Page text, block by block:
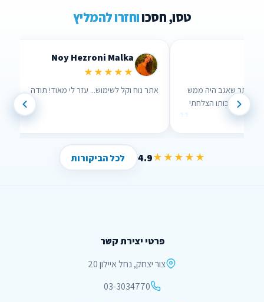
טסו, חסכווחזרו להמליץ
Lidor Levi
★★★★★
ערכתי השוואה דרך האתר שאגב היה ממש
נוח לשימוש וממש עזר לי , בזכותו הצלחתי
”
שבאמת אכפת להם!
★★★★★
4.9 לכל הביקורות
פרטי יצירת קשר
צור יצחק, נחל איילון 20
03-3034770